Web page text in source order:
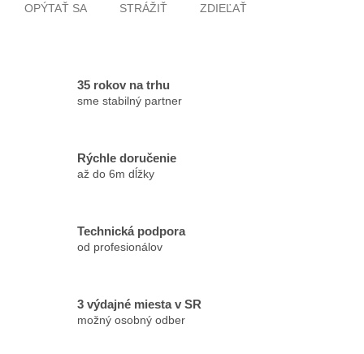
OPÝTAŤ SA STRÁŽIŤ ZDIEĽAŤ
35 rokov na trhu
sme stabilný partner
Rýchle doručenie
až do 6m dĺžky
Technická podpora
od profesionálov
3 výdajné miesta v SR
možný osobný odber